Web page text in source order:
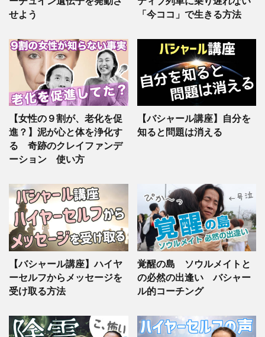
せよう
「今ココ」で生きる方法
【女性の９割が、老化を促
進？】泥が心と体を浄化す
る 奇跡のクレイファンデ
ーション 使い方
【バシャール講座】自分を
知ると問題は消える
【バシャール講座】ハイヤ
ーセルフからメッセージを
受け取る方法
覚醒の島 ソウルメイトと
の必然の出逢い バシャー
ル的コーチング